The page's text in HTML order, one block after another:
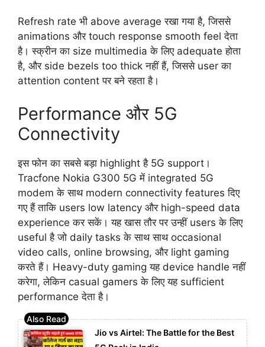
Refresh rate भी above average रखा गया है, जिससे
animations और touch response smooth feel देता
है। स्क्रीन का size multimedia के लिए adequate होता
है, और side bezels too thick नहीं हैं, जिससे user का
attention content पर बने रहता है।
Performance और 5G
Connectivity
इस फोन का सबसे बड़ा highlight है 5G support।
Tracfone Nokia G300 5G में integrated 5G
modem के साथ modern connectivity features दिए
गए हैं ताकि users low latency और high-speed data
experience कर सकें। यह खास तौर पर उन्हीं users के लिए
useful है जो daily tasks के साथ साथ occasional
video calls, online browsing, और light gaming
करते हैं। Heavy-duty gaming यह device handle नहीं
करेगा, लेकिन casual gamers के लिए यह sufficient
performance देता है।
Jio vs Airtel: The Battle for the Best